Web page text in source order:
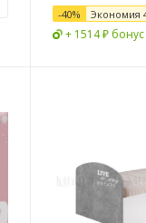
-40% Экономия
+ 1514 ₽ бонус